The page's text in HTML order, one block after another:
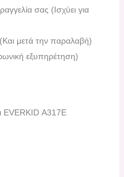
σας (Ισχύει για
μετά την παραλαβή)
εξυπηρέτηση)
EVERKID Α317Ε